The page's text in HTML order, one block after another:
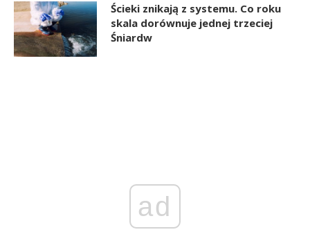
Ścieki znikają z systemu. Co roku
skala dorównuje jednej trzeciej
Śniardw
ad